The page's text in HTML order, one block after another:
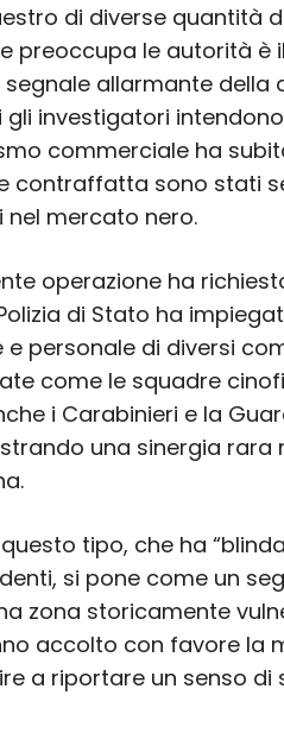
di diverse quantità
preoccupa le autorità è
allarmante della
gli investigatori
commerciale ha
contraffatta sono stati
nel mercato nero.
operazione ha
di Stato ha
e personale di diversi
come le squadre
i Carabinieri e la
una sinergia rara
questo tipo, che ha
si pone come un
zona storicamente
accolto con favore la
a riportare un senso di